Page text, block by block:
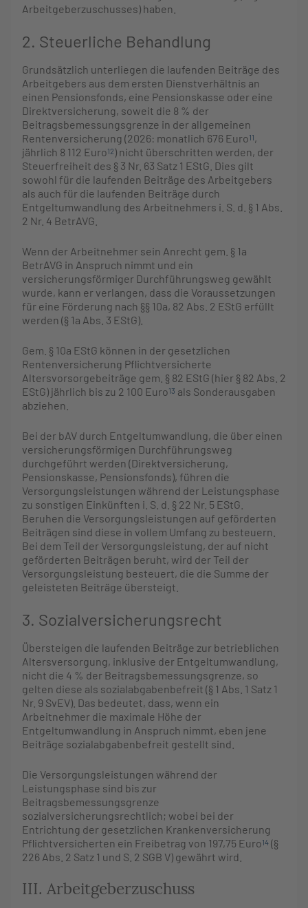
Arbeitgeberzuschusses) haben.
2. Steuerliche Behandlung
Grundsätzlich unterliegen die laufenden Beiträge des
Arbeitgebers aus dem ersten Dienstverhältnis an
einen Pensionsfonds, eine Pensionskasse oder eine
Direktversicherung, soweit die 8 % der
Beitragsbemessungsgrenze in der allgemeinen
Rentenversicherung (2026: monatlich 676 Euro11,
jährlich 8 112 Euro12 ) nicht überschritten werden, der
Steuerfreiheit des § 3 Nr. 63 Satz 1 EStG. Dies gilt
sowohl für die laufenden Beiträge des Arbeitgebers
als auch für die laufenden Beiträge durch
Entgeltumwandlung des Arbeitnehmers i. S. d. § 1 Abs.
2 Nr. 4 BetrAVG.
Wenn der Arbeitnehmer sein Anrecht gem. § 1a
BetrAVG in Anspruch nimmt und ein
versicherungsförmiger Durchführungsweg gewählt
wurde, kann er verlangen, dass die Voraussetzungen
für eine Förderung nach §§ 10a, 82 Abs. 2 EStG erfüllt
werden (§ 1a Abs. 3 EStG).
Gem. § 10a EStG können in der gesetzlichen
Rentenversicherung Pflichtversicherte
Altersvorsorgebeiträge gem. § 82 EStG (hier § 82 Abs. 2
EStG) jährlich bis zu 2 100 Euro13 als Sonderausgaben
abziehen.
Bei der bAV durch Entgeltumwandlung, die über einen
versicherungsförmigen Durchführungsweg
durchgeführt werden (Direktversicherung,
Pensionskasse, Pensionsfonds), führen die
Versorgungsleistungen während der Leistungsphase
zu sonstigen Einkünften i. S. d. § 22 Nr. 5 EStG.
Beruhen die Versorgungsleistungen auf geförderten
Beiträgen sind diese in vollem Umfang zu besteuern.
Bei dem Teil der Versorgungsleistung, der auf nicht
geförderten Beiträgen beruht, wird der Teil der
Versorgungsleistung besteuert, die die Summe der
geleisteten Beiträge übersteigt.
3. Sozialversicherungsrecht
Übersteigen die laufenden Beiträge zur betrieblichen
Altersversorgung, inklusive der Entgeltumwandlung,
nicht die 4 % der Beitragsbemessungsgrenze, so
gelten diese als sozialabgabenbefreit (§ 1 Abs. 1 Satz 1
Nr. 9 SvEV). Das bedeutet, dass, wenn ein
Arbeitnehmer die maximale Höhe der
Entgeltumwandlung in Anspruch nimmt, eben jene
Beiträge sozialabgabenbefreit gestellt sind.
Die Versorgungsleistungen während der
Leistungsphase sind bis zur
Beitragsbemessungsgrenze
sozialversicherungsrechtlich; wobei bei der
Entrichtung der gesetzlichen Krankenversicherung
Pflichtversicherten ein Freibetrag von 197,75 Euro14 (§
226 Abs. 2 Satz 1 und S. 2 SGB V) gewährt wird.
III. Arbeitgeberzuschuss